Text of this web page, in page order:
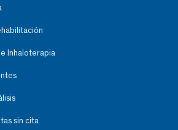
Inhaloterapia
sin cita